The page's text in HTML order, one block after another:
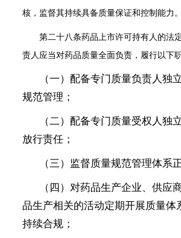
核，监督其持续具备质量保证和控制能力。
第二十八条药品上市许可持有人的法
责人应当对药品质量全面负责，履行以下
（一）配备专门质量负责人独
规范管理；
（二）配备专门质量受权人独
放行责任；
（三）监督质量规范管理体系
（四）对药品生产企业、供应
品生产相关的活动定期开展质量体
持续合规；